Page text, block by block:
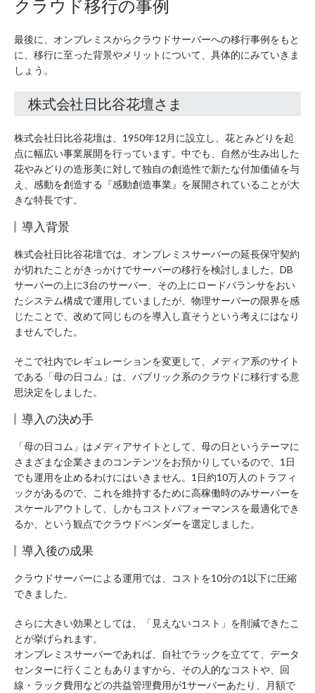
クラウド移行の事例
最後に、オンプレミスからクラウドサーバーへの移行事例をもと
に、移行に至った背景やメリットについて、具体的にみていきま
しょう。
株式会社日比谷花壇さま
株式会社日比谷花壇は、1950年12月に設立し、花とみどりを起
点に幅広い事業展開を行っています。中でも、自然が生み出した
花やみどりの造形美に対して独自の創造性で新たな付加価値を与
え、感動を創造する『感動創造事業』を展開されていることが大
きな特長です。
導入背景
株式会社日比谷花壇では、オンプレミスサーバーの延長保守契約
が切れたことがきっかけでサーバーの移行を検討しました。DB
サーバーの上に3台のサーバー、その上にロードバランサをおい
たシステム構成で運用していましたが、物理サーバーの限界を感
じたことで、改めて同じものを導入し直そうという考えにはなり
ませんでした。
そこで社内でレギュレーションを変更して、メディア系のサイト
である「母の日コム」は、パブリック系のクラウドに移行する意
思決定をしました。
導入の決め手
「母の日コム」はメディアサイトとして、母の日というテーマに
さまざまな企業さまのコンテンツをお預かりしているので、1日
でも運用を止めるわけにはいきません。1日約10万人のトラフィ
ックがあるので、これを維持するために高稼働時のみサーバーを
スケールアウトして、しかもコストパフォーマンスを最適化でき
るか、という観点でクラウドベンダーを選定しました。
導入後の成果
クラウドサーバーによる運用では、コストを10分の1以下に圧縮
できました。
さらに大きい効果としては、「見えないコスト」を削減できたこ
とが挙げられます。
オンプレミスサーバーであれば、自社でラックを立てて、データ
センターに行くこともありますから、その人的なコストや、回
線・ラック費用などの共益管理費用が1サーバーあたり、月額で